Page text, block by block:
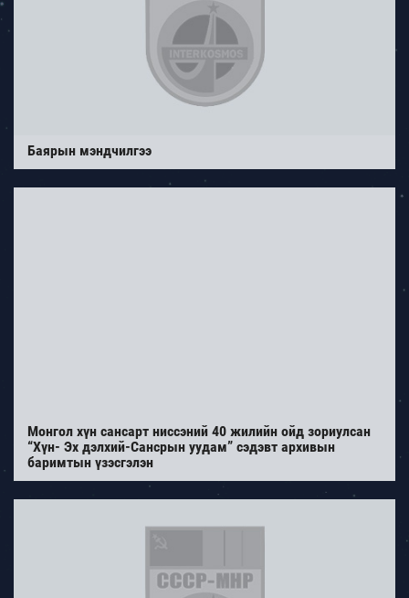
Баярын мэндчилгээ
Монгол хүн сансарт ниссэний 40 жилийн ойд зориулсан
“Хүн- Эх дэлхий-Сансрын уудам” сэдэвт архивын
баримтын үзэсгэлэн